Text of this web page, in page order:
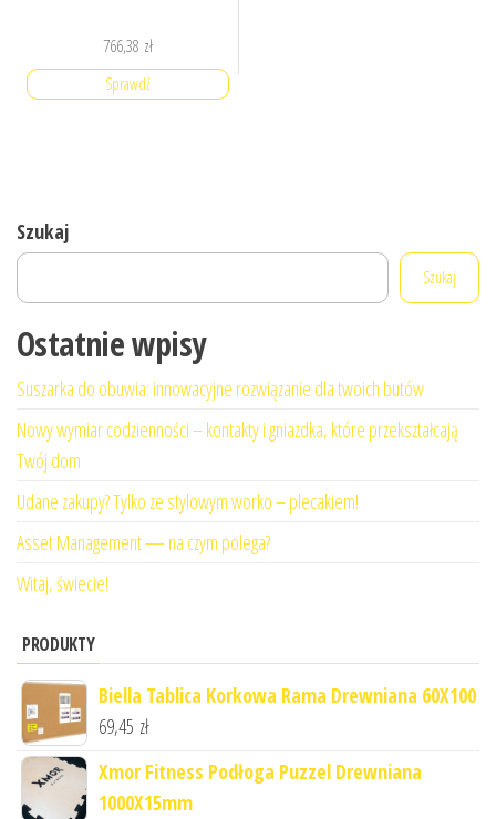
766,38 zł
Sprawdź
Szukaj
Szukaj
Ostatnie wpisy
Suszarka do obuwia: innowacyjne rozwiązanie dla twoich butów
Nowy wymiar codzienności – kontakty i gniazdka, które przekształcają
Twój dom
Udane zakupy? Tylko ze stylowym worko – plecakiem!
Asset Management — na czym polega?
Witaj, świecie!
PRODUKTY
Biella Tablica Korkowa Rama Drewniana 60X100
69,45 zł
Xmor Fitness Podłoga Puzzel Drewniana
1000X15mm